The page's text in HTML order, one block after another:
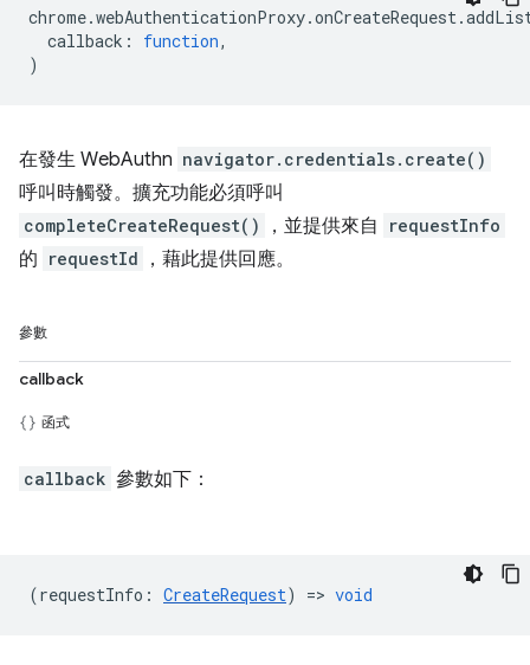
chrome.webAuthenticationProxy.onCreateRequest.
callback : function,
)
在發生 WebAuthn navigator.credentials.create()
呼叫時觸發。擴充功能必須呼叫
completeCreateRequest() ，並提供來自 requestInfo
的 requestId ，藉此提供回應。
參數
callback
函式
callback 參數如下：
(requestInfo : CreateRequest) => void